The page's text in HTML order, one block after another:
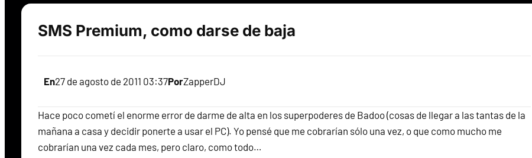
SMS Premium, como darse de baja
En27 de agosto de 2011 03:37PorZapperDJ
Hace poco cometí el enorme error de darme de alta en los superpoderes de Badoo (cosas de llegar a las tantas de la
mañana a casa y decidir ponerte a usar el PC). Yo pensé que me cobrarían sólo una vez, o que como mucho me
cobrarían una vez cada mes, pero claro, como todo…